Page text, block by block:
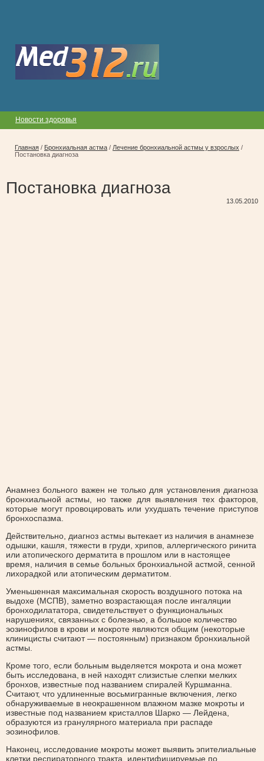
Новости здоровья
Главная / Бронхиальная астма / Лечение бронхиальной астмы у взрослых /
Постановка диагноза
Постановка диагноза
13.05.2010
Анамнез больного важен не только для установления диагноза
бронхиальной астмы, но также для выявления тех факторов,
которые могут провоцировать или ухудшать течение приступов
бронхоспазма.
Действительно, диагноз астмы вытекает из наличия в анамнезе
одышки, кашля, тяжести в груди, хрипов, аллергического ринита
или атопического дерматита в прошлом или в настоящее
время, наличия в семье больных бронхиальной астмой, сенной
лихорадкой или атопическим дерматитом.
Уменьшенная максимальная скорость воздушного потока на
выдохе (МСПВ), заметно возрастающая после ингаляции
бронходилататора, свидетельствует о функциональных
нарушениях, связанных с болезнью, а большое количество
эозинофилов в крови и мокроте являются общим (некоторые
клиницисты считают — постоянным) признаком бронхиальной
астмы.
Кроме того, если больным выделяется мокрота и она может
быть исследована, в ней находят слизистые слепки мелких
бронхов, известные под названием спиралей Куршманна.
Считают, что удлиненные восьмигранные включения, легко
обнаруживаемые в неокрашенном влажном мазке мокроты и
известные под названием кристаллов Шарко — Лейдена,
образуются из гранулярного материала при распаде
эозинофилов.
Наконец, исследование мокроты может выявить эпителиальные
клетки респираторного тракта, идентифицируемые по